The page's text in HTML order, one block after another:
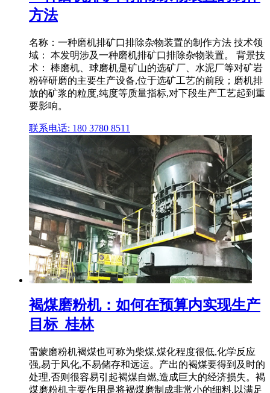
方法
名称：一种磨机排矿口排除杂物装置的制作方法 技术领
域： 本发明涉及一种磨机排矿口排除杂物装置。 背景技
术： 棒磨机、球磨机是矿山的选矿厂、水泥厂等对矿岩
粉碎研磨的主要生产设备,位于选矿工艺的前段；磨机排
放的矿浆的粒度,纯度等质量指标,对下段生产工艺起到重
要影响。
联系电话: 180 3780 8511
褐煤磨粉机：如何在预算内实现生产
目标_桂林
雷蒙磨粉机褐煤也可称为柴煤,煤化程度很低,化学反应
强,易于风化,不易储存和远运。产出的褐煤要得到及时的
处理,否则很容易引起褐煤自燃,造成巨大的经济损失。褐
煤磨粉机主要作用是将褐煤磨制成非常小的细料,以满足